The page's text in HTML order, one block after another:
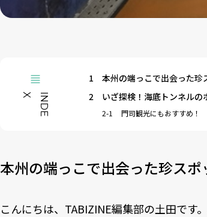
I
N
D
E
X
1
本州の端っこで出会った珍
2
いざ探検！海底トンネルの
2-1 門司観光にもおすすめ！
本州の端っこで出会った珍スポ
こんにちは、TABIZINE編集部の土田です